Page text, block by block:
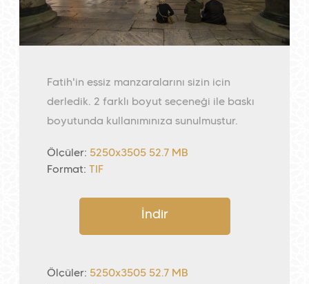
Fatih'in eşsiz manzaralarını sizin için
derledik. 2 farklı boyut seçeneği ile baskı
boyutunda kullanımınıza sunulmuştur.
Ölçüler: 5250x3505 52.7 MB
Format: TIF
İndir
Ölçüler: 5250x3505 52.7 MB